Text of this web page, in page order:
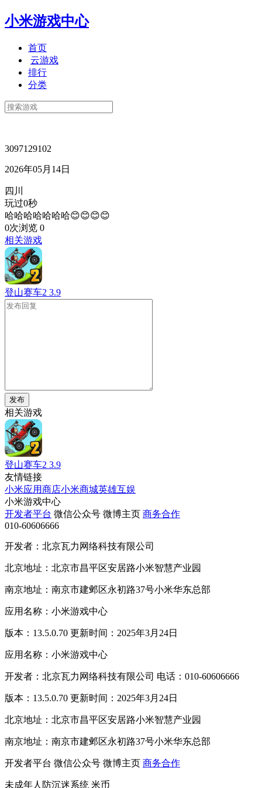
小米游戏中心
首页
云游戏
排行
分类
3097129102
2026年05月14日
四川
玩过0秒
哈哈哈哈哈哈哈😊😊😊😊
0次浏览 0
相关游戏
登山赛车2 3.9
发布
相关游戏
登山赛车2 3.9
友情链接
小米应用商店小米商城英雄互娱
小米游戏中心
开发者平台 微信公众号 微博主页 商务合作
010-60606666
开发者：北京瓦力网络科技有限公司
北京地址：北京市昌平区安居路小米智慧产业园
南京地址：南京市建邺区永初路37号小米华东总部
应用名称：小米游戏中心
版本：13.5.0.70 更新时间：2025年3月24日
应用名称：小米游戏中心
开发者：北京瓦力网络科技有限公司 电话：010-60606666
版本：13.5.0.70 更新时间：2025年3月24日
北京地址：北京市昌平区安居路小米智慧产业园
南京地址：南京市建邺区永初路37号小米华东总部
开发者平台 微信公众号 微博主页 商务合作
未成年人防沉迷系统 米币